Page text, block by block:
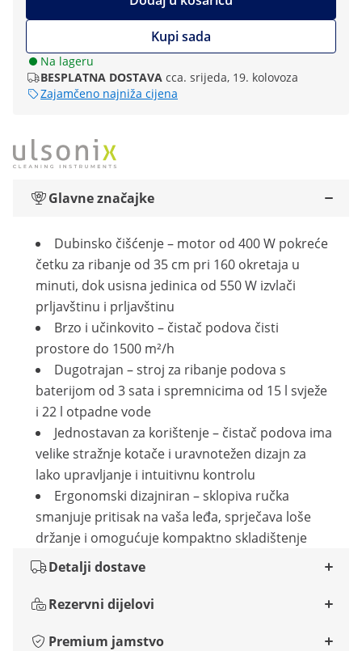
Kupi sada
Na lageru
BESPLATNA DOSTAVA cca. srijeda, 19. kolovoza
Zajamčeno najniža cijena
Glavne značajke
Dubinsko čišćenje – motor od 400 W pokreće
četku za ribanje od 35 cm pri 160 okretaja u
minuti, dok usisna jedinica od 550 W izvlači
prljavštinu i prljavštinu
Brzo i učinkovito – čistač podova čisti
prostore do 1500 m²/h
Dugotrajan – stroj za ribanje podova s
baterijom od 3 sata i spremnicima od 15 l svježe
i 22 l otpadne vode
Jednostavan za korištenje – čistač podova ima
velike stražnje kotače i uravnotežen dizajn za
lako upravljanje i intuitivnu kontrolu
Ergonomski dizajniran – sklopiva ručka
smanjuje pritisak na vaša leđa, sprječava loše
držanje i omogućuje kompaktno skladištenje
Detalji dostave
Rezervni dijelovi
Premium jamstvo